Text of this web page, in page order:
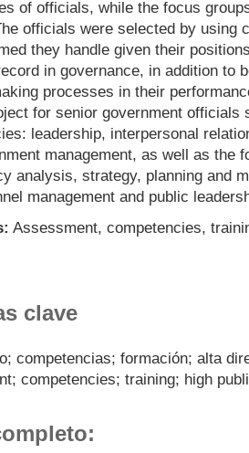
of officials, while the focus
officials were selected by using
they handle given their
in governance, in addition to
processes in their
for senior government officials
leadership, interpersonal
management, as well as the
analysis, strategy, planning and
management and public
Assessment, competencies,
clave
competencias; formación; alta
competencies; training; high